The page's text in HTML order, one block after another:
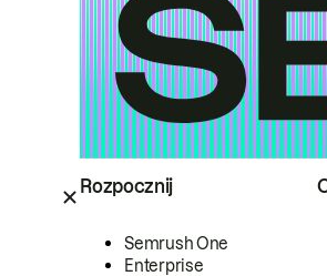
Rozpocznij
Semrush One
Enterprise